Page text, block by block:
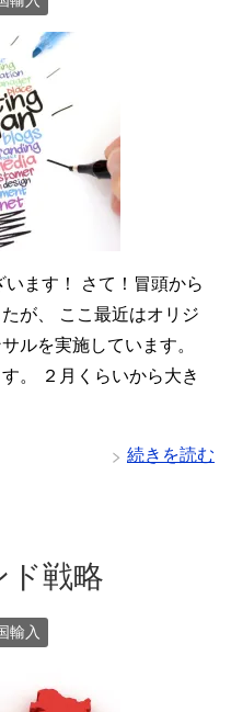
ます！ さて！冒頭から
が、 ここ最近はオリジ
ルを実施しています。
。 ２月くらいから大き
続きを読む
ド戦略
輸入